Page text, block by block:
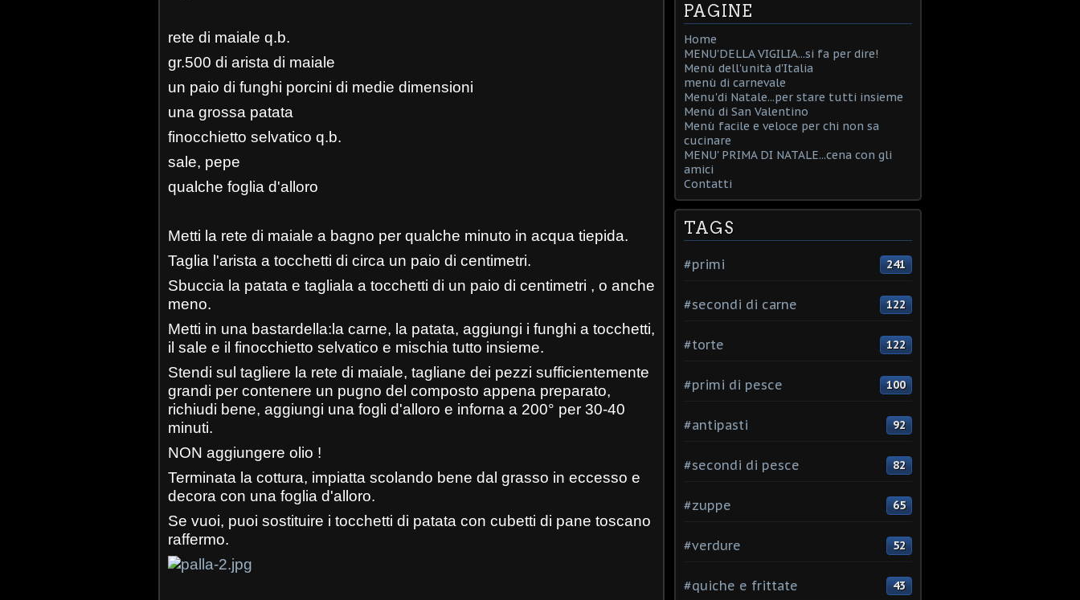
rete di maiale q.b.
gr.500 di arista di maiale
un paio di funghi porcini di medie dimensioni
una grossa patata
finocchietto selvatico q.b.
sale, pepe
qualche foglia d'alloro
Metti la rete di maiale a bagno per qualche minuto in acqua tiepida.
Taglia l'arista a tocchetti di circa un paio di centimetri.
Sbuccia la patata e tagliala a tocchetti di un paio di centimetri , o anche
meno.
Metti in una bastardella:la carne, la patata, aggiungi i funghi a tocchetti,
il sale e il finocchietto selvatico e mischia tutto insieme.
Stendi sul tagliere la rete di maiale, tagliane dei pezzi sufficientemente
grandi per contenere un pugno del composto appena preparato,
richiudi bene, aggiungi una fogli d'alloro e inforna a 200° per 30-40
minuti.
NON aggiungere olio !
Terminata la cottura, impiatta scolando bene dal grasso in eccesso e
decora con una foglia d'alloro.
Se vuoi, puoi sostituire i tocchetti di patata con cubetti di pane toscano
raffermo.
PAGINE
Home
MENU'DELLA VIGILIA...si fa per dire!
Menù dell'unità d'Italia
menù di carnevale
Menu'di Natale...per stare tutti insieme
Menù di San Valentino
Menù facile e veloce per chi non sa
cucinare
MENU' PRIMA DI NATALE...cena con gli
amici
Contatti
TAGS
#primi 241
#secondi di carne 122
#torte 122
#primi di pesce 100
#antipasti 92
#secondi di pesce 82
#zuppe 65
#verdure 52
#quiche e frittate 43